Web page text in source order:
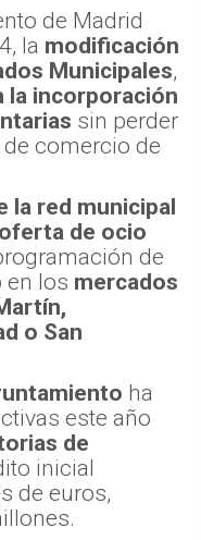
de Madrid
la modificación
Municipales,
la incorporación
sin perder
comercio de
la red municipal
de ocio
de
en los mercados
o San
ha
este año
de
inicial
de euros,